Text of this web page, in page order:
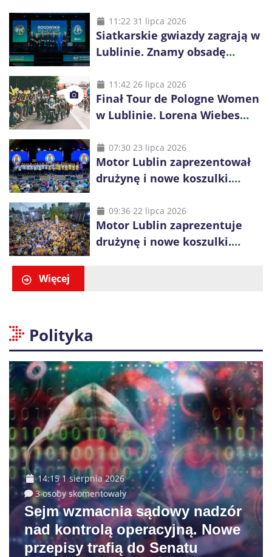
11:22 31 lipca 2026
Siatkarskie gwiazdy zagrają w
Lublinie. Znamy obsadę
11:42 26 lipca 2026
Finał Tour de Pologne Women
w Lublinie. Lorena Wiebes
07:30 23 lipca 2026
Motor Lublin zaprezentował
drużynę i nowe koszulki.
zespół w sezonie 2026/27
09:36 22 lipca 2026
Motor Lublin zaprezentuje
drużynę i nowe koszulki.
Więcej
Polityka
14:15 1 sierpnia 2026
3 osoby skomentowały
Sejm wzmacnia sądowy nadzór
nad kontrolą operacyjną. Nowe
przepisy trafią do Senatu